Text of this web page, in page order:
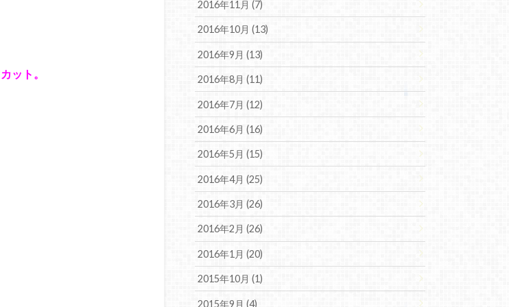
ット。
2016年11月 (7)
2016年10月 (13)
2016年9月 (13)
2016年8月 (11)
2016年7月 (12)
2016年6月 (16)
2016年5月 (15)
2016年4月 (25)
2016年3月 (26)
2016年2月 (26)
2016年1月 (20)
2015年10月 (1)
2015年9月 (4)